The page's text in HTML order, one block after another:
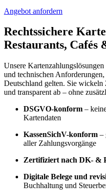
Angebot anfordern
Rechtssichere
Restaurants, Cafés
Unsere
und technischen
Deutschland gelten. Sie wickeln
und transparent ab – ohne
DSGVO-konform –
Kartendaten
KassenSichV-konform –
aller Zahlungsvorgänge
Zertifiziert nach DK- &
Digitale Belege und
Buchhaltung und